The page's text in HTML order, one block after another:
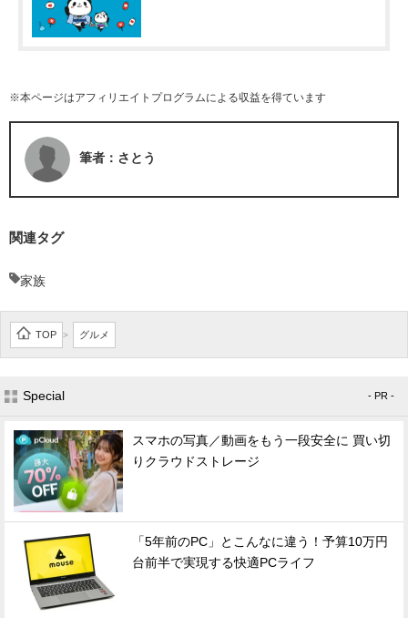
※本ページはアフィリエイトプログラムによる収益を得ています
筆者：さとう
関連タグ
家族
TOP > グルメ
Special - PR -
スマホの写真／動画をもう一段安全に 買い切
りクラウドストレージ
「5年前のPC」とこんなに違う！予算10万円
台前半で実現する快適PCライフ